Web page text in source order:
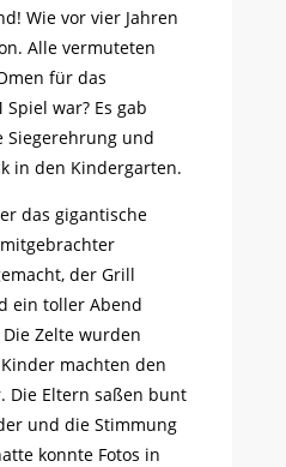
Wie vor vier Jahren
Alle vermuteten
für das
war? Es gab
Siegerehrung und
in den Kindergarten.
das gigantische
der Grill
ein toller Abend
Zelte wurden
machten den
Die Eltern saßen bunt
und die Stimmung
konnte Fotos in